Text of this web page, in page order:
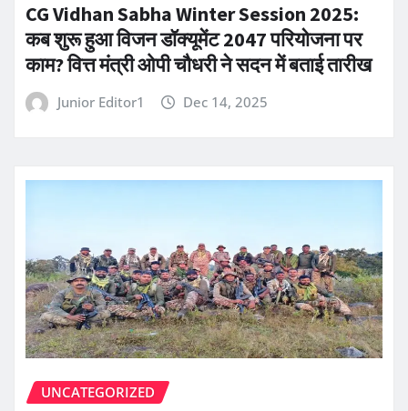
CG Vidhan Sabha Winter Session 2025:
कब शुरू हुआ विजन डॉक्यूमेंट 2047 परियोजना पर
काम? वित्त मंत्री ओपी चौधरी ने सदन में बताई तारीख
Junior Editor1 Dec 14, 2025
UNCATEGORIZED